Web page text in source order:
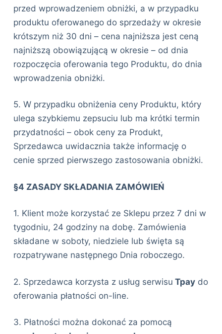
przed wprowadzeniem obniżki, a w przypadku
produktu oferowanego do sprzedaży w okresie
krótszym niż 30 dni – cena najniższa jest ceną
najniższą obowiązującą w okresie – od dnia
rozpoczęcia oferowania tego Produktu, do dnia
wprowadzenia obniżki.
5. W przypadku obniżenia ceny Produktu, który
ulega szybkiemu zepsuciu lub ma krótki termin
przydatności – obok ceny za Produkt,
Sprzedawca uwidacznia także informację o
cenie sprzed pierwszego zastosowania obniżki.
§4 ZASADY SKŁADANIA ZAMÓWIEŃ
1. Klient może korzystać ze Sklepu przez 7 dni w
tygodniu, 24 godziny na dobę. Zamówienia
składane w soboty, niedziele lub święta są
rozpatrywane następnego Dnia roboczego.
2. Sprzedawca korzysta z usług serwisu Tpaydo
oferowania płatności on-line.
3. Płatności można dokonać za pomocą